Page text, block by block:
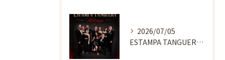
2026/07/05
ESTAMPA TANGUERA MILONGA